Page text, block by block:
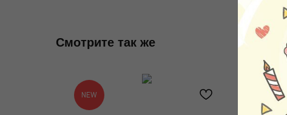
Смотрите так же
NEW
NEW,
LAST
SIZE